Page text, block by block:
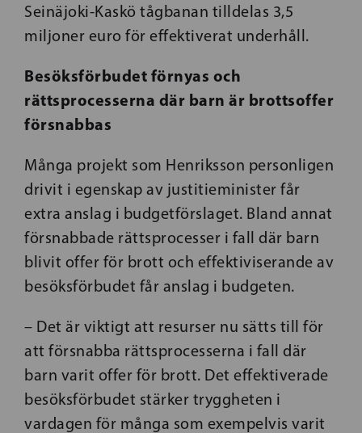
Seinäjoki-Kaskö tågbanan tilldelas 3,5
miljoner euro för effektiverat underhåll.
Besöksförbudet förnyas och
rättsprocesserna där barn är brottsoffer
försnabbas
Många projekt som Henriksson personligen
drivit i egenskap av justitieminister får
extra anslag i budgetförslaget. Bland annat
försnabbade rättsprocesser i fall där barn
blivit offer för brott och effektiviserande av
besöksförbudet får anslag i budgeten.
– Det är viktigt att resurser nu sätts till för
att försnabba rättsprocesserna i fall där
barn varit offer för brott. Det effektiverade
besöksförbudet stärker tryggheten i
vardagen för många som exempelvis varit